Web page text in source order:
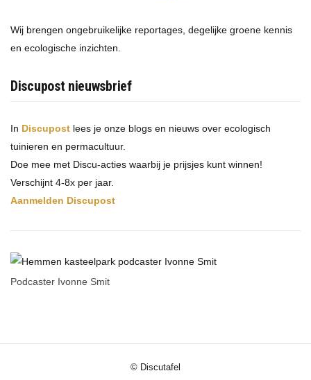
Wij brengen ongebruikelijke reportages, degelijke groene kennis
en ecologische inzichten.
Discupost nieuwsbrief
In Discupost lees je onze blogs en nieuws over ecologisch
tuinieren en permacultuur.
Doe mee met Discu-acties waarbij je prijsjes kunt winnen!
Verschijnt 4-8x per jaar.
Aanmelden Discupost
Podcaster Ivonne Smit
© Discutafel